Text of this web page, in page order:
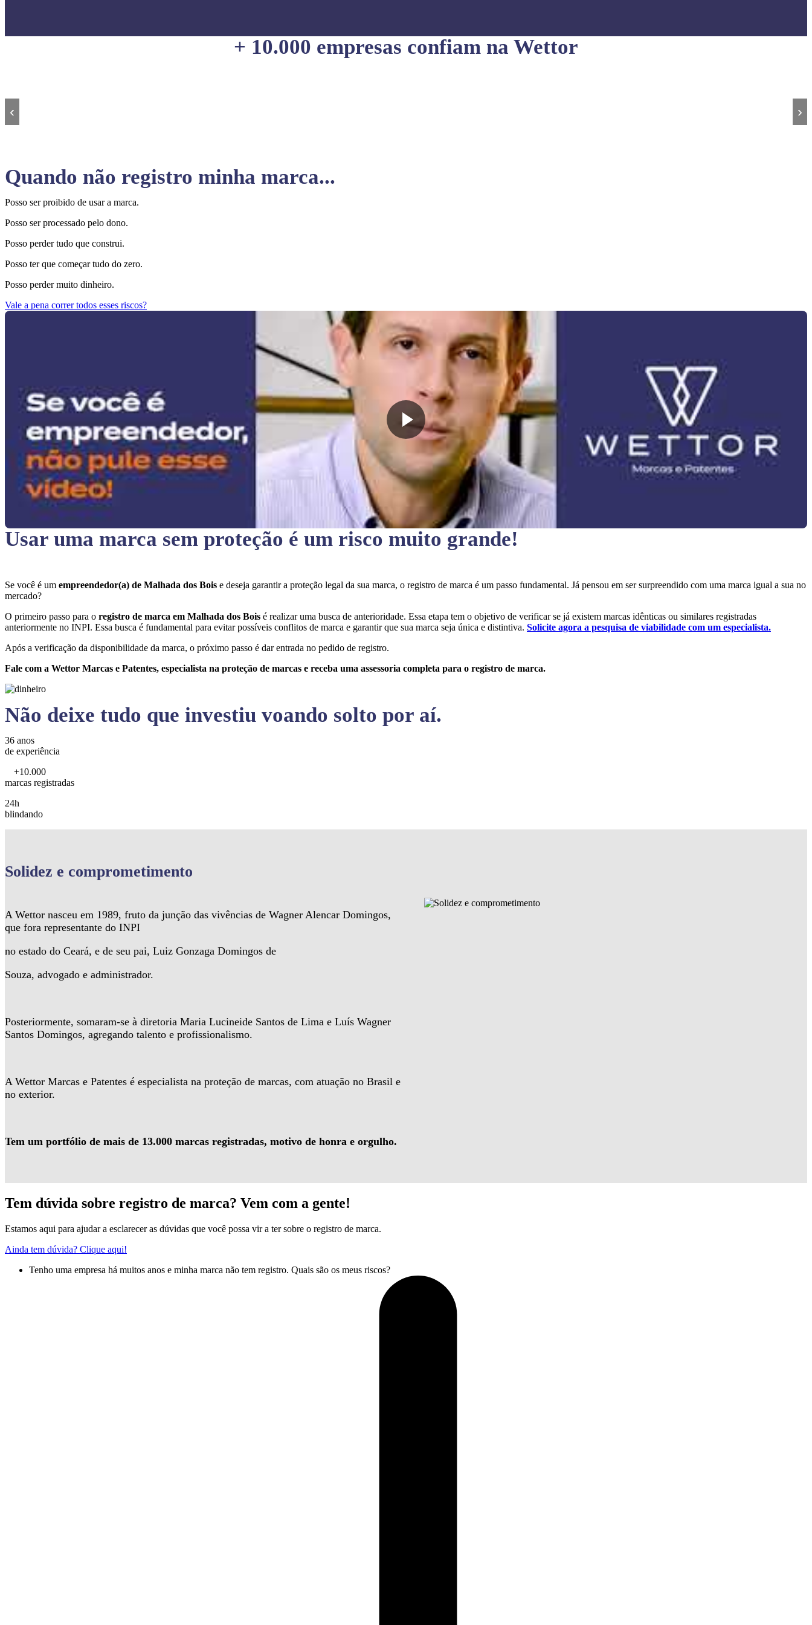
+ 10.000 empresas confiam na Wettor
‹ ›
Quando não registro minha marca...
Posso ser proibido de usar a marca.
Posso ser processado pelo dono.
Posso perder tudo que construi.
Posso ter que começar tudo do zero.
Posso perder muito dinheiro.
Vale a pena correr todos esses riscos?
Usar uma marca sem proteção é um risco muito grande!
Se você é um empreendedor(a) de Malhada dos Bois e deseja garantir a proteção legal da sua marca, o registro de marca é um passo fundamental. Já pensou em ser surpreendido com uma marca igual a sua no
mercado?
O primeiro passo para o registro de marca em Malhada dos Bois é realizar uma busca de anterioridade. Essa etapa tem o objetivo de verificar se já existem marcas idênticas ou similares registradas
anteriormente no INPI. Essa busca é fundamental para evitar possíveis conflitos de marca e garantir que sua marca seja única e distintiva. Solicite agora a pesquisa de viabilidade com um especialista.
Após a verificação da disponibilidade da marca, o próximo passo é dar entrada no pedido de registro.
Fale com a Wettor Marcas e Patentes, especialista na proteção de marcas e receba uma assessoria completa para o registro de marca.
Não deixe tudo que investiu voando solto por aí.
36 anos
de experiência
+10.000
marcas registradas
24h
blindando
Solidez e comprometimento
A Wettor nasceu em 1989, fruto da junção das vivências de Wagner Alencar Domingos,
que fora representante do INPI
no estado do Ceará, e de seu pai, Luiz Gonzaga Domingos de
Souza, advogado e administrador.
Posteriormente, somaram-se à diretoria Maria Lucineide Santos de Lima e Luís Wagner
Santos Domingos, agregando talento e profissionalismo.
A Wettor Marcas e Patentes é especialista na proteção de marcas, com atuação no Brasil e
no exterior.
Tem um portfólio de mais de 13.000 marcas registradas, motivo de honra e orgulho.
Tem dúvida sobre registro de marca? Vem com a gente!
Estamos aqui para ajudar a esclarecer as dúvidas que você possa vir a ter sobre o registro de marca.
Ainda tem dúvida? Clique aqui!
Tenho uma empresa há muitos anos e minha marca não tem registro. Quais são os meus riscos?